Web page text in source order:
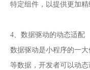
特定组件，以提供更加精
4、数据驱动的动态适配
数据驱动是小程序的一
等数据，开发者可以动